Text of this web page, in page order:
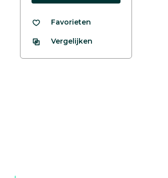
Favorieten
Vergelijken